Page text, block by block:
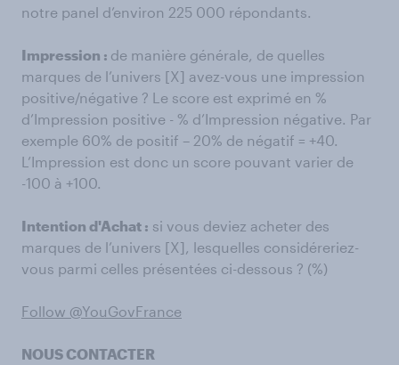
notre panel d’environ 225 000 répondants.
Impression : de manière générale, de quelles
marques de l’univers [X] avez-vous une impression
positive/négative ? Le score est exprimé en %
d’Impression positive - % d’Impression négative. Par
exemple 60% de positif – 20% de négatif = +40.
L’Impression est donc un score pouvant varier de
-100 à +100.
Intention d'Achat : si vous deviez acheter des
marques de l’univers [X], lesquelles considéreriez-
vous parmi celles présentées ci-dessous ? (%)
Follow @YouGovFrance
NOUS CONTACTER